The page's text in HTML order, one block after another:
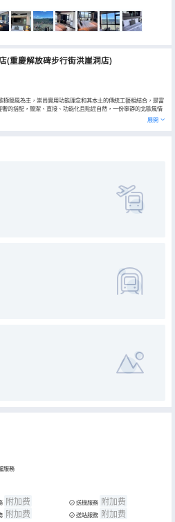
(重慶解放碑步行街洪崖洞店)
簡風為主，崇尚實用功能理念和其本土的傳統工藝相結合，是富
的搭配，簡潔、直接、功能化且貼近自然，一份寧靜的北歐風情
坐落於重慶都市旅遊核心區繁華的解放碑商圈新華路聯合國際大廈
朝天門碼頭、湖廣會館（步行即可到達）。酒店 周邊有眾多大型
，兩江交匯的江景，小香港之稱的渝中半島夜景、還可遠眺城市
意的生活服務。
展開
服務
附加费 送機服務 附加费
附加费 送站服務 附加费